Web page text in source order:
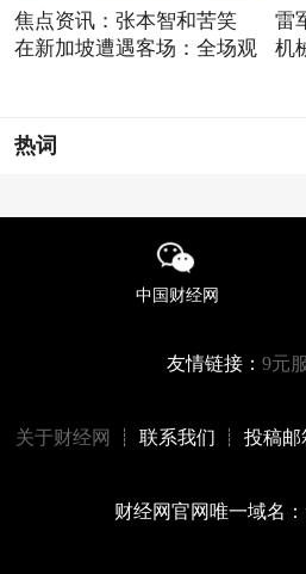
焦点资讯：张本智和苦笑
在新加坡遭遇客场：全场观
雷
机
热词
中国财经网
友情链接： 9元
关于财经网 ┊ 联系我们 ┊ 投稿邮
财经网官网唯一域名：